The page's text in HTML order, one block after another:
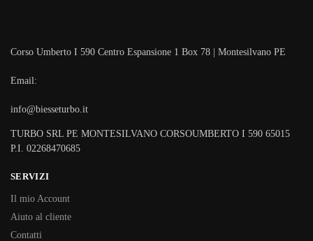
Corso Umberto I 590 Centro Espansione 1 Box 78 | Montesilvano PE
Email:
info@biesseturbo.it
TURBO SRL PE MONTESILVANO CORSOUMBERTO I 590 65015
P.I. 02268470685
SERVIZI
Il mio Account
Aiuto al cliente
Contatti